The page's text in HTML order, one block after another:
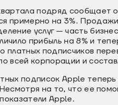
подряд сообщает
примерно на 3%.
услуг — часть
прибыль на 8% и
платных подписчиков
всей корпорации и
подписок Apple
на то, что ее
Apple.